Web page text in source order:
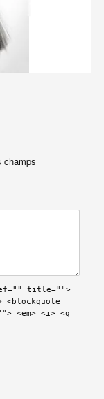
champs
title="">
<em> <i> <q